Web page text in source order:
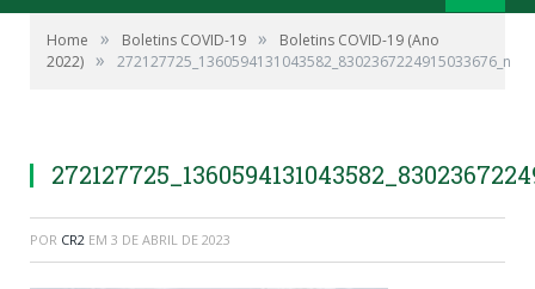
Home » Boletins COVID-19 »
Boletins COVID-19 (Ano
2022) » 272127725_1360594131043582_8302367224915033676_n
POR CR2 EM 3 DE ABRIL DE 2023